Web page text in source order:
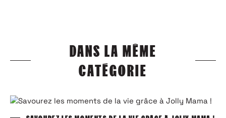
DANS LA MÊME
CATÉGORIE